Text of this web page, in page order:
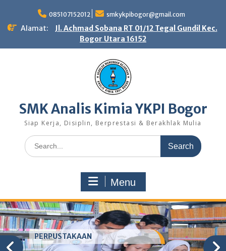
content
085107152012 smkykpibogor@gmail.com
Alamat:
Jl. Achmad Sobana RT 01/12 Tegal Gundil Kec.
Bogor Utara 16152
SMK Analis Kimia YKPI Bogor
Siap Kerja, Disiplin, Berprestasi & Berakhlak Mulia
Search
for:
Menu
PERPUSTAKAAN